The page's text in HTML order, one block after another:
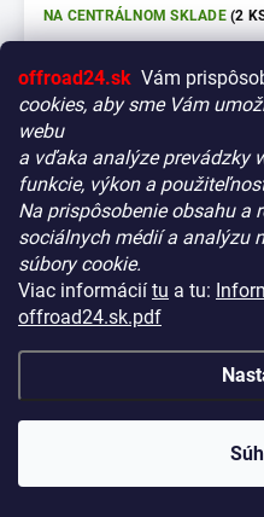
offroad24.sk Vám
cookies, aby sme Vám
webu
a vďaka analýze prevádzky
funkcie, výkon a
Na prispôsobenie obsahu a
sociálnych médií a analýzu
súbory cookie.
Viac informácií tu a tu:
offroad24.sk.pdf
Vitajte! Aby bolo hľadanie
vozidlo čo najrýchlejšie a
malý tip:
Začnite výberom
zaistíte, že uvidíte len
filtre. Použite ich! Ušetria
presne to, čo hľadáte,
NA CENTRÁLNOM SKLADE(2
(€4 550,33 bez DPH)